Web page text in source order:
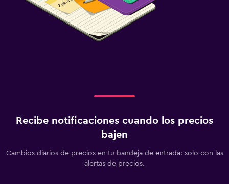
Recibe notificaciones cuando los precios
bajen
Cambios diarios de precios en tu bandeja de entrada: solo con las
alertas de precios.